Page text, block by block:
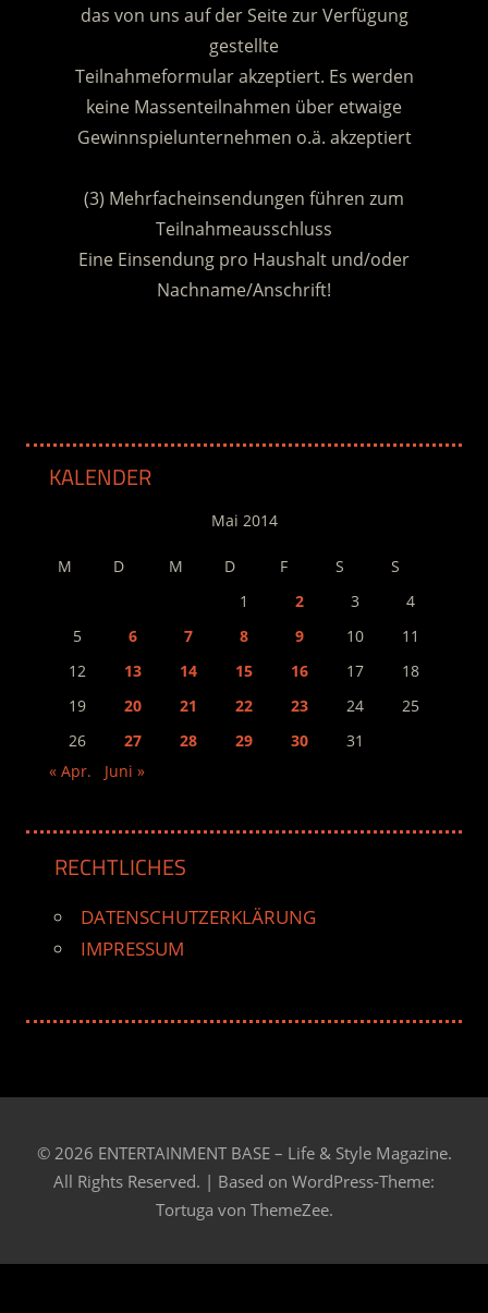
das von uns auf der Seite zur Verfügung
gestellte
Teilnahmeformular akzeptiert. Es werden
keine Massenteilnahmen über etwaige
Gewinnspielunternehmen o.ä. akzeptiert
(3) Mehrfacheinsendungen führen zum
Teilnahmeausschluss
Eine Einsendung pro Haushalt und/oder
Nachname/Anschrift!
KALENDER
Mai 2014
M D M D F S
S
1
2 3
4
5
6 7 8 9 10
11
12
13 14 15 16 17
18
19
20 21 22 23 24
25
26
27 28 29 30
31
« Apr.
Juni »
RECHTLICHES
DATENSCHUTZERKLÄRUNG
IMPRESSUM
© 2026 ENTERTAINMENT BASE – Life & Style Magazine.
All Rights Reserved. | Based on WordPress-Theme:
Tortuga von ThemeZee.